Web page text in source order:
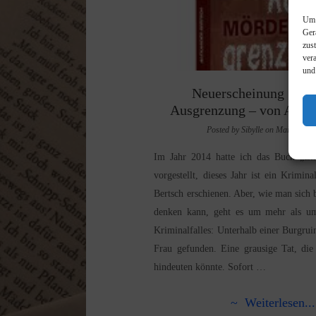
Um
Neuerscheinung :
Ausgrenzung – von
Posted by Sibylle on Mai 10th,
Im Jahr 2014 hatte ich das Buch
vorgestellt, dieses Jahr ist ein
Bertsch erschienen. Aber, wie man sich
denken kann, geht es um mehr als
Kriminalfalles: Unterhalb einer
Frau gefunden. Eine grausige Tat,
hindeuten könnte. Sofort …
~